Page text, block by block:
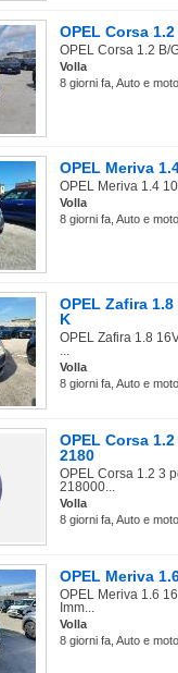
OPEL Corsa
OPEL Corsa 1.2 B/
Volla
8 giorni fa, Auto e
OPEL Meriva
OPEL Meriva 1.4
Volla
8 giorni fa, Auto e
OPEL Zafira
K
OPEL Zafira 1.8
...
Volla
8 giorni fa, Auto e
OPEL Corsa
2180
OPEL Corsa 1.2 3
218000...
Volla
8 giorni fa, Auto e
OPEL Meriva
OPEL Meriva 1.6
Imm...
Volla
8 giorni fa, Auto e